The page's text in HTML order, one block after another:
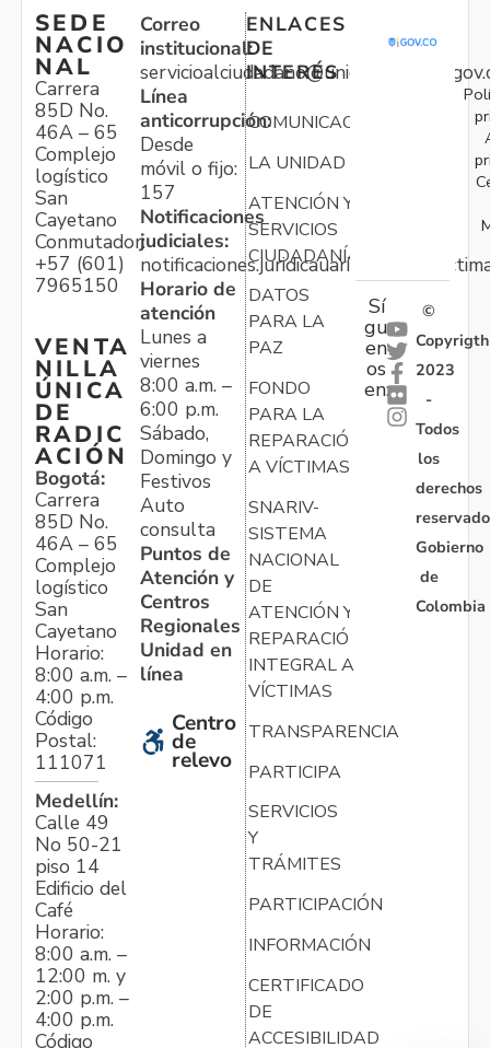
SEDE
NACIO
NAL
Carrera
85D No.
46A – 65
Complejo
logístico
San
Cayetano
Conmutador:
+57 (601)
7965150
VENTA
NILLA
ÚNICA
DE
RADIC
ACIÓN
Bogotá:
Carrera
85D No.
46A – 65
Complejo
logístico
San
Cayetano
Horario:
8:00 a.m. –
4:00 p.m.
Código
Postal:
111071
Medellín:
Calle 49
No 50-21
piso 14
Edificio del
Café
Horario:
8:00 a.m. –
12:00 m. y
2:00 p.m. –
4:00 p.m.
Código
Correo
institucional:
Línea
anticorrupción:
Desde
móvil o fijo:
157
Notificaciones
judiciales:
Horario de
atención
Lunes a
viernes
8:00 a.m. –
6:00 p.m.
Sábado,
Domingo y
Festivos
Auto
consulta
Puntos de
Atención y
Centros
Regionales
Unidad en
línea
Centro
de
relevo
ENLACES
DE
INTERÉS
COMUNICACIONES
LA UNIDAD
ATENCIÓN Y
SERVICIOS
CIUDADANÍA
DATOS
PARA LA
PAZ
FONDO
PARA LA
REPARACIÓN
A VÍCTIMAS
SNARIV-
SISTEMA
NACIONAL
DE
ATENCIÓN Y
REPARACIÓN
INTEGRAL A
VÍCTIMAS
TRANSPARENCIA
PARTICIPA
SERVICIOS
Y
TRÁMITES
PARTICIPACIÓN
INFORMACIÓN
CERTIFICADO
DE
ACCESIBILIDAD
Sí
gu
en
os
en:
©
Copyrigth
2023
-
Todos
los
derechos
Gobierno
de
Colombia